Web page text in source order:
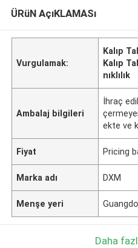
ÜRüN AçıKLAMASı
Vurgulamak:
Kalıp
Kalıp
nıklılık
Ambalaj bilgileri
İhraç
ekte ve
Fiyat Pricing
Marka adı DXM
Menşe yeri
Daha